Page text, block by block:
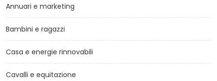
Annuari e marketing
Bambini e ragazzi
Casa e energie rinnovabili
Cavalli e equitazione